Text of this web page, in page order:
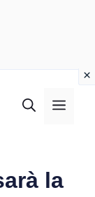
la